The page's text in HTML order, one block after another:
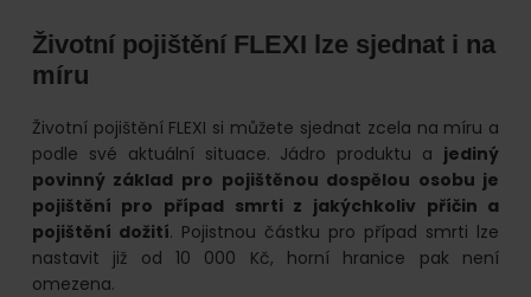
Životní pojištění FLEXI lze sjednat i na
míru
Životní pojištění FLEXI si můžete sjednat zcela na míru a
podle své aktuální situace. Jádro produktu a jediný
povinný základ pro pojištěnou dospělou osobu je
pojištění pro případ smrti z jakýchkoliv příčin a
pojištění dožití. Pojistnou částku pro případ smrti lze
nastavit již od 10 000 Kč, horní hranice pak není
omezena.